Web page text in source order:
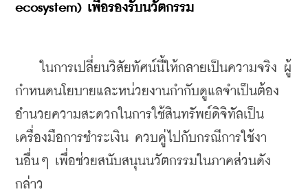
ecosystem) เพื่อรองรับนวัตกรรม
ในการเปลี่ยนวิสัยทัศน์นี้ให้กลายเป็นความจริง ผู้
กำหนดนโยบายและหน่วยงานกำกับดูแลจำเป็นต้อง
อำนวยความสะดวกในการใช้สินทรัพย์ดิจิทัลเป็น
เครื่องมือการชำระเงิน ควบคู่ไปกับกรณีการใช้งา
นอื่นๆ เพื่อช่วยสนับสนุนนวัตกรรมในภาคส่วนดัง
กล่าว